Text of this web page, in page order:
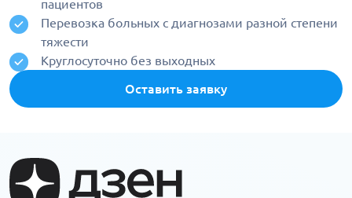
пациентов
Перевозка больных с диагнозами разной степени
тяжести
Круглосуточно без выходных
Оставить заявку